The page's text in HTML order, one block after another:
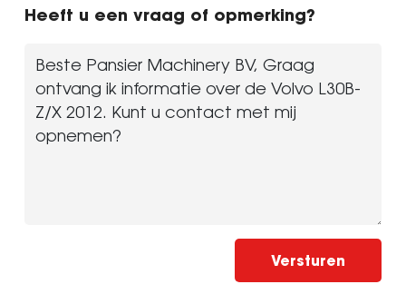
Heeft u een vraag of opmerking?
Versturen